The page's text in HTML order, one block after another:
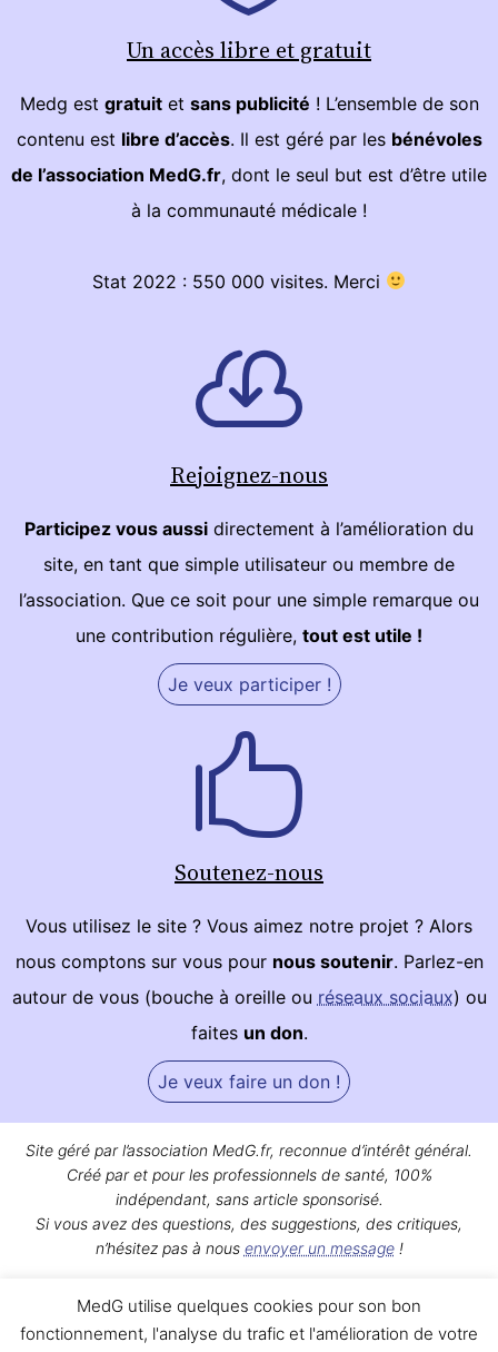
Un accès libre et gratuit
Medg est gratuitet sans publicité ! L’ensemble de son
contenu est libre d’accès. Il est géré par les bénévoles
de l’association MedG.fr, dont le seul but est d’être utile
à la communauté médicale !
Stat 2022 : 550 000 visites. Merci
Rejoignez-nous
Participez vous aussi directement à l’amélioration du
site, en tant que simple utilisateur ou membre de
l’association. Que ce soit pour une simple remarque ou
une contribution régulière, tout est utile !
Je veux participer !
Soutenez-nous
Vous utilisez le site ? Vous aimez notre projet ? Alors
nous comptons sur vous pour nous soutenir. Parlez-en
autour de vous (bouche à oreille ou réseaux sociaux) ou
faites un don.
Je veux faire un don !
Site géré par l’association MedG.fr, reconnue d’intérêt général.
Créé par et pour les professionnels de santé, 100%
indépendant, sans article sponsorisé.
Si vous avez des questions, des suggestions, des critiques,
n’hésitez pas à nous envoyer un message!
Qui sommes-nous ?|Mentions légales|Contact
MedG utilise quelques cookies pour son bon
fonctionnement, l'analyse du trafic et l'amélioration de votre